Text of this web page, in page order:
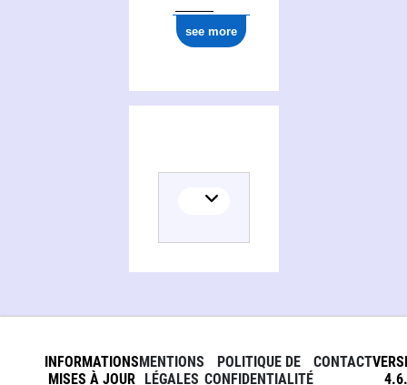
see more
INFORMATIONS
MISES À JOUR
MENTIONS
LÉGALES
POLITIQUE DE
CONFIDENTIALITÉ
CONTACT